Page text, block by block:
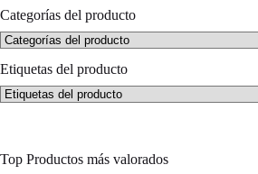
Categorías del producto
Etiquetas del producto
Top Productos más valorados